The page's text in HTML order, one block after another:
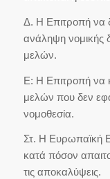
Δ. Η Επιτροπή να
ανάληψη νομικής
μελών.
Ε: Η Επιτροπή να
μελών που δεν
νομοθεσία.
Στ. Η Ευρωπαϊκή
κατά πόσον
τις αποκαλύψεις.